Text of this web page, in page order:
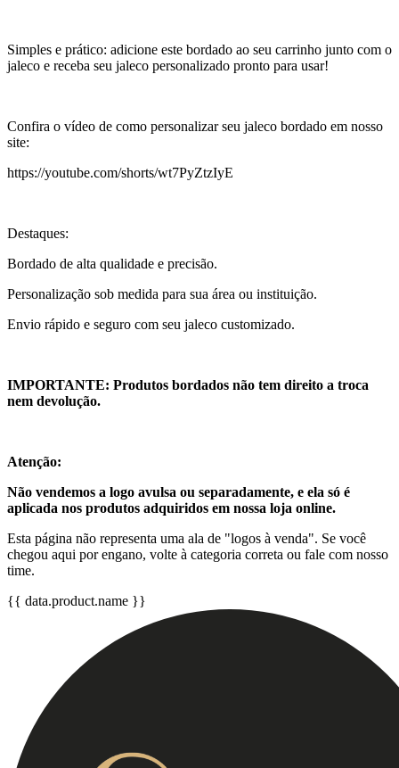
Simples e prático: adicione este bordado ao seu carrinho junto com o
jaleco e receba seu jaleco personalizado pronto para usar!
Confira o vídeo de como personalizar seu jaleco bordado em nosso
site:
https://youtube.com/shorts/wt7PyZtzIyE
Destaques:
Bordado de alta qualidade e precisão.
Personalização sob medida para sua área ou instituição.
Envio rápido e seguro com seu jaleco customizado.
IMPORTANTE: Produtos bordados não tem direito a troca
nem devolução.
Atenção:
Não vendemos a logo avulsa ou separadamente, e ela só é
aplicada nos produtos adquiridos em nossa loja online.
Esta página não representa uma ala de "logos à venda". Se você
chegou aqui por engano, volte à categoria correta ou fale com nosso
time.
{{ data.product.name }}